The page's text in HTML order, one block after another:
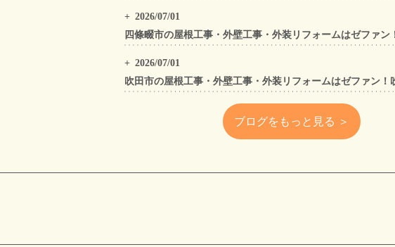
2026/07/01
2026/07/01
ブログをもっと見る ＞